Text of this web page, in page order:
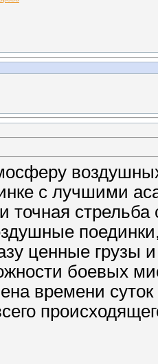
с лучшими
стрельба
ценные грузы
боевых
времени